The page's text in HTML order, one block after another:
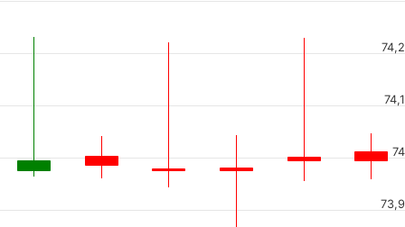
73,9
74
74,1
74,2